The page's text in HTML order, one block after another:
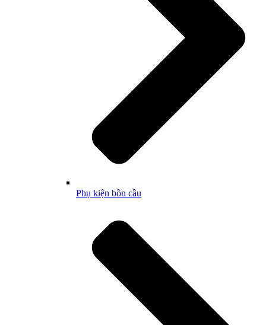
Phụ kiện bồn cầu